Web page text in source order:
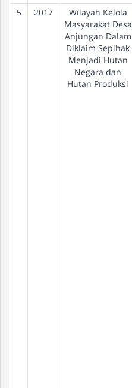
5
2017
Wilayah Kelola
Masyarakat Desa
Anjungan Dalam
Diklaim Sepihak
Menjadi Hutan
Negara dan
Hutan Produksi